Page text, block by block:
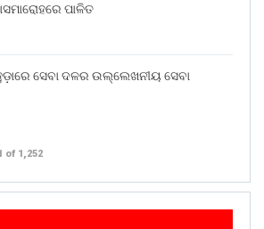
ପାଳିତ
ସେବା ଦଳର ଉଲ୍ଲେଖନୀୟ ସେବା
of 1,252